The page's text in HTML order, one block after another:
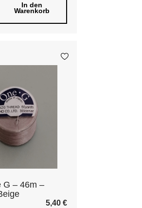
In den
Warenkorb
G – 46m –
5,40 €